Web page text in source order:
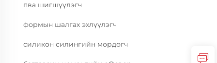
пва шигшүүлэгч
формын шалгах эхлүүлэгч
силикон силингийн мөрдөгч